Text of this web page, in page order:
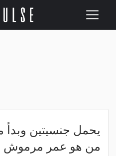
Toggle
يحمل جنسيتين
من هو عمر مرموش